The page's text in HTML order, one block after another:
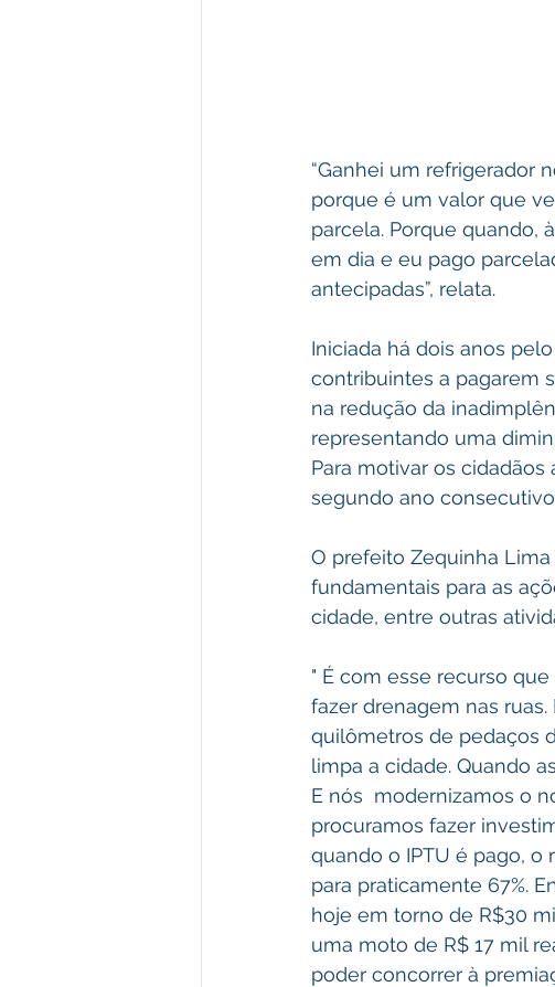
“Ganhei um refrigerador
porque é um valor que
parcela. Porque quando,
em dia e eu pago
antecipadas”, relata.
Iniciada há dois anos
contribuintes a pagarem
na redução da
representando uma
Para motivar os
segundo ano
O prefeito Zequinha
fundamentais para as
cidade, entre outras
" É com esse recurso
fazer drenagem nas
quilômetros de pedaços
limpa a cidade. Quando
E nós  modernizamos o
procuramos fazer
quando o IPTU é pago, o
para praticamente 67%.
hoje em torno de R$30
uma moto de R$ 17 mil
poder concorrer à